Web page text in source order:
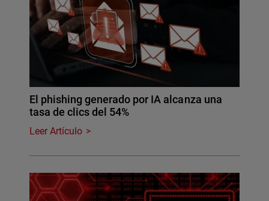
El phishing generado por IA alcanza una
tasa de clics del 54%
Leer Artículo